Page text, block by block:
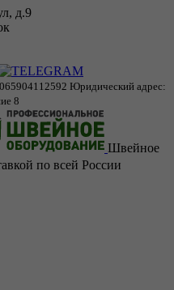
д.9
Юридический адрес:
8
Швейное
по всей России